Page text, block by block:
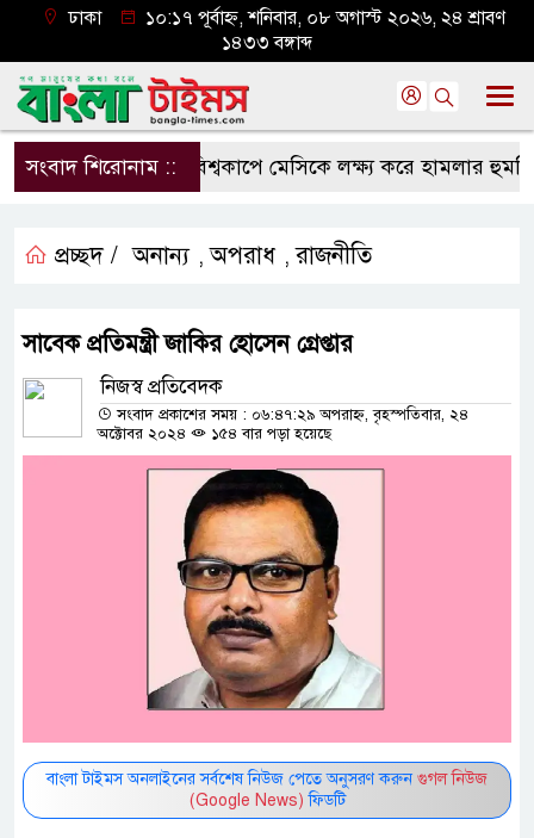
ঢাকা
১০:১৭ পূর্বাহ্ন, শনিবার, ০৮ অগাস্ট ২০২৬, ২৪ শ্রাবণ
১৪৩৩ বঙ্গাব্দ
সংবাদ শিরোনাম ::বিশ্বকাপে মেসিকে লক্ষ্য করে হামলার হুমকি,
প্রচ্ছদ / অনান্য ,অপরাধ ,রাজনীতি
সাবেক প্রতিমন্ত্রী জাকির হোসেন গ্রেপ্তার
নিজস্ব প্রতিবেদক
সংবাদ প্রকাশের সময় : ০৬:৪৭:২৯ অপরাহ্ন, বৃহস্পতিবার, ২৪
অক্টোবর ২০২৪
১৫৪ বার পড়া হয়েছে
বাংলা টাইমস অনলাইনের সর্বশেষ নিউজ পেতে অনুসরণ করুন গুগল নিউজ
(Google News) ফিডটি